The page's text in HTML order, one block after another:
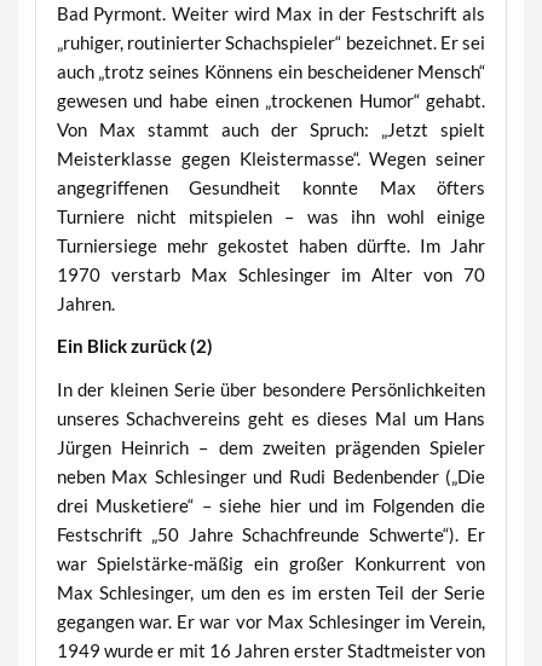
Bad Pyrmont. Weiter wird Max in der Festschrift als
„ruhiger, routinierter Schachspieler“ bezeichnet. Er sei
auch „trotz seines Könnens ein bescheidener Mensch“
gewesen und habe einen „trockenen Humor“ gehabt.
Von Max stammt auch der Spruch: „Jetzt spielt
Meisterklasse gegen Kleistermasse“. Wegen seiner
angegriffenen Gesundheit konnte Max öfters
Turniere nicht mitspielen – was ihn wohl einige
Turniersiege mehr gekostet haben dürfte. Im Jahr
1970 verstarb Max Schlesinger im Alter von 70
Jahren.
Ein Blick zurück (2)
In der kleinen Serie über besondere Persönlichkeiten
unseres Schachvereins geht es dieses Mal um Hans
Jürgen Heinrich – dem zweiten prägenden Spieler
neben Max Schlesinger und Rudi Bedenbender („Die
drei Musketiere“ – siehe hier und im Folgenden die
Festschrift „50 Jahre Schachfreunde Schwerte“). Er
war Spielstärke-mäßig ein großer Konkurrent von
Max Schlesinger, um den es im ersten Teil der Serie
gegangen war. Er war vor Max Schlesinger im Verein,
1949 wurde er mit 16 Jahren erster Stadtmeister von